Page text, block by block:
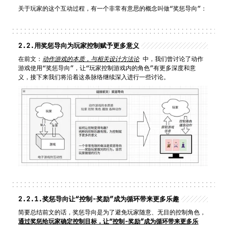
关于玩家的这个互动过程，有一个非常有意思的概念叫做“奖惩导向”：
2.2.用奖惩导向为玩家控制赋予更多意义
在前文： 动作游戏的本质，与相关设计方法论 中，我们曾讨论了动作
游戏使用“奖惩导向”，让“玩家控制游戏内的角色”有更多深度和意
义，接下来我们将沿着这条脉络继续深入进行一些讨论。
2.2.1.奖惩导向让“控制-奖励”成为循环带来更多乐趣
简要总结前文的话，奖惩导向是为了避免玩家随意、无目的控制角色，
通过奖惩给玩家确定控制目标，让“控制-奖励”成为循环带来更多乐